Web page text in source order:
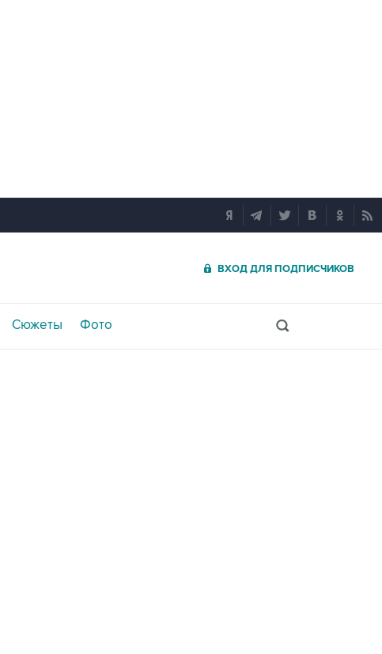
ВХОД ДЛЯ ПОДПИСЧИКОВ
Сюжеты Фото